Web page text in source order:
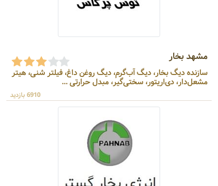
مشهد بخار
سازنده دیگ بخار، دیگ آب‌گرم، دیگ روغن داغ، فیلتر شنی، هیتر
مشعل‌دار، دی‌اریتور، سختی‌گیر، مبدل حرارتی ...
6910 بازدید